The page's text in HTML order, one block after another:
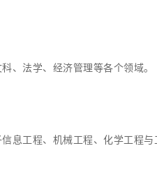
、法学、经济管理等各个领域。
息工程、机械工程、化学工程与